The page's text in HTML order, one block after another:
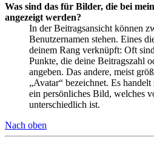
Was sind das für Bilder, die bei
angezeigt werden?
In der Beitragsansicht können
Benutzernamen stehen. Eines
deinem Rang verknüpft: Oft
Punkte, die deine Beitragszahl
angeben. Das andere, meist
„Avatar“ bezeichnet. Es
ein persönliches Bild, welches
unterschiedlich ist.
Nach oben